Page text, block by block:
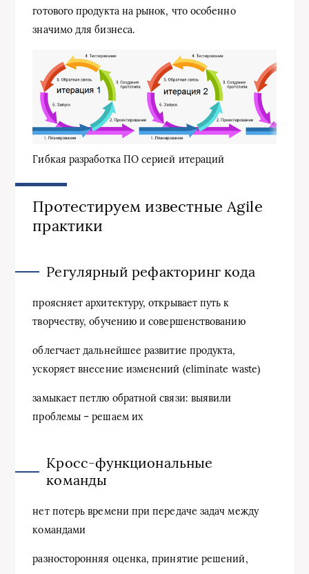
готового продукта на рынок, что особенно
значимо для бизнеса.
Гибкая разработка ПО серией итераций
Протестируем известные Agile
практики
Регулярный рефакторинг кода
проясняет архитектуру, открывает путь к
творчеству, обучению и совершенствованию
облегчает дальнейшее развитие продукта,
ускоряет внесение изменений (eliminate waste)
замыкает петлю обратной связи: выявили
проблемы – решаем их
Кросс-функциональные
команды
нет потерь времени при передаче задач между
командами
разносторонняя оценка, принятие решений,